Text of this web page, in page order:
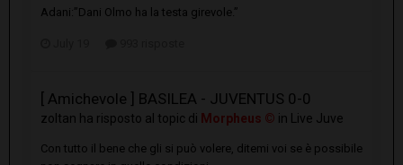
Adani:”Dani Olmo ha la testa girevole.”
[ Amichevole ] BASILEA - JUVENTUS 0-0
zoltan ha risposto al topic di Morpheus © in Live Juve
Con tutto il bene che gli si può volere, ditemi voi se è possibile